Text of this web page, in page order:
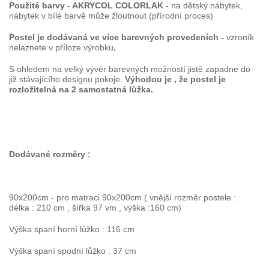
Použité barvy - AKRYCOL COLORLAK - na dětský nábytek,
nábytek v bílé barvě může žloutnout (přírodní proces)
Postel je dodávaná ve více barevných provedeních - vzroník
nelaznete v příloze výrobku.
S ohledem na velký vývěr barevných možností jistě zapadne do
již stávajícího designu pokoje. Výhodou je , že postel je
rozložitelná na 2 samostatná lůžka.
Dodávané rozměry :
90x200cm - pro matraci 90x200cm ( vnější rozměr postele :
délka : 210 cm , šířka 97 vm , výška :160 cm)
Výška spaní horní lůžko : 116 cm
Výška spaní spodní lůžko : 37 cm